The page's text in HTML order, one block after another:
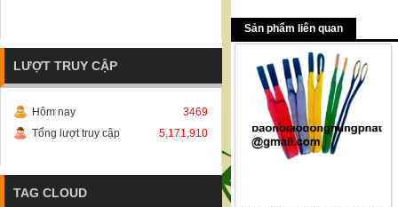
Sản phẩm liên quan
LƯỢT TRUY CẬP
Hôm nay
3469
Tổng lượt truy cập
5,171,910
TAG CLOUD